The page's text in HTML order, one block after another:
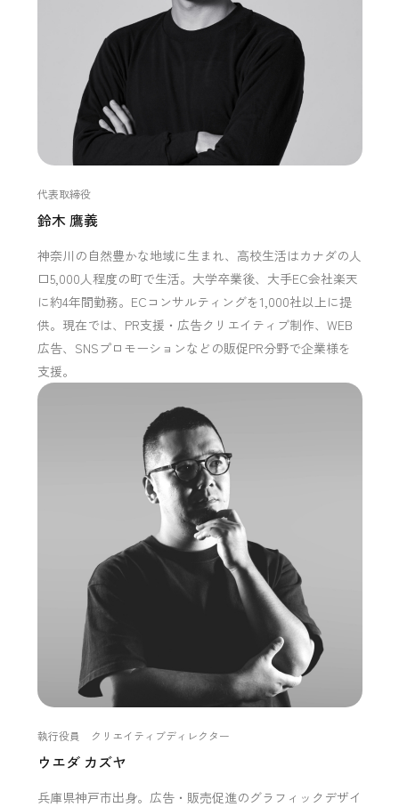
代表取締役
鈴木 鷹義
神奈川の自然豊かな地域に生まれ、高校生活はカナダの人
口5,000人程度の町で生活。大学卒業後、大手EC会社楽天
に約4年間勤務。ECコンサルティングを1,000社以上に提
供。現在では、PR支援・広告クリエイティブ制作、WEB
広告、SNSプロモーションなどの販促PR分野で企業様を
支援。
執行役員 クリエイティブディレクター
ウエダ カズヤ
兵庫県神戸市出身。広告・販売促進のグラフィックデザイ